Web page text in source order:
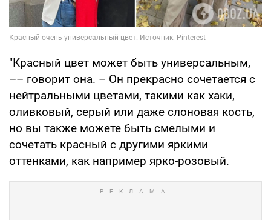
"Красный цвет может быть универсальным,
–– говорит она. – Он прекрасно сочетается с
нейтральными цветами, такими как хаки,
оливковый, серый или даже слоновая кость,
но вы также можете быть смелыми и
сочетать красный с другими яркими
оттенками, как например ярко-розовый.